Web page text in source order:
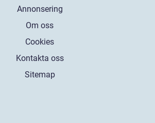
Annonsering
Om oss
Cookies
Kontakta oss
Sitemap